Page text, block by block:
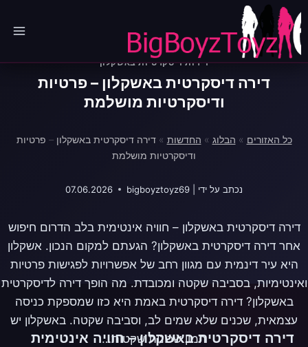
Skip
to
content
דירות דיסקרטיות באשקלון
דירה דיסקרטית באשקלון – פרטיות
ודיסקרטיות מושלמת
כל האזורים » הבלוג » החדשות »דירה דיסקרטית באשקלון – פרטיות
ודיסקרטיות מושלמת
‏נכתב על ידי | bigboyztoyz69
07.06.2026
דירה דיסקרטית באשקלון – חוויה אינטימית בלב הדרום חיפוש
אחר דירה דיסקרטית באשקלון? הגעתם למקום הנכון. אשקלון
היא עיר דינמית עם מגוון רחב של אפשרויות לפגישות פרטיות
ואינטימיות, בסביבה שקטה ומכובדת. מה הופך דירה לדיסקרטית
באשקלון? דירה דיסקרטית באמת היא כזו שמספקת כניסה
עצמאית, שכנים שלא שמים לב, וסביבה שקטה. באשקלון יש
המון שכונות שקטות…
דירה דיסקרטית באשקלון – חוויה אינטימית